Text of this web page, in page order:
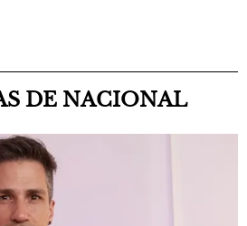
DE NACIONAL